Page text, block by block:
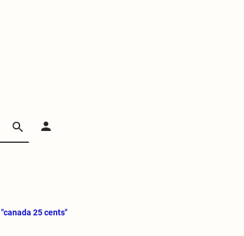
"canada 25 cents"